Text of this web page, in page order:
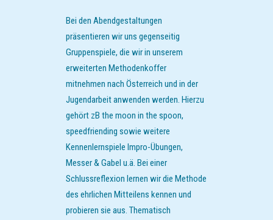
Bei den Abendgestaltungen
präsentieren wir uns gegenseitig
Gruppenspiele, die wir in unserem
erweiterten Methodenkoffer
mitnehmen nach Österreich und in der
Jugendarbeit anwenden werden. Hierzu
gehört zB the moon in the spoon,
speedfriending sowie weitere
Kennenlernspiele Impro-Übungen,
Messer & Gabel u.ä. Bei einer
Schlussreflexion lernen wir die Methode
des ehrlichen Mitteilens kennen und
probieren sie aus. Thematisch